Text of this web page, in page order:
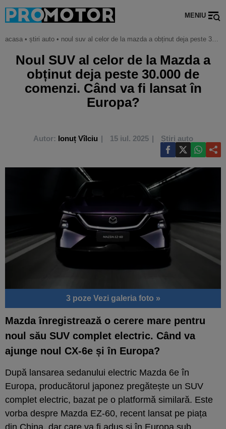
MENIU
acasa • știri auto • noul suv al celor de la mazda a obținut deja peste 30.000 de comenzi. când va fi lansat în europa?
Noul SUV al celor de la Mazda a
obținut deja peste 30.000 de
comenzi. Când va fi lansat în
Europa?
Autor: Ionuț Vîlciu 15 iul. 2025 Știri auto
3 poze Vezi galeria foto »
Mazda înregistrează o cerere mare pentru
noul său SUV complet electric. Când va
ajunge noul CX-6e și în Europa?
După lansarea sedanului electric Mazda 6e în
Europa, producătorul japonez pregătește un SUV
complet electric, bazat pe o platformă similară. Este
vorba despre Mazda EZ-60, recent lansat pe piața
din China, dar care va fi adus și în Europa sub